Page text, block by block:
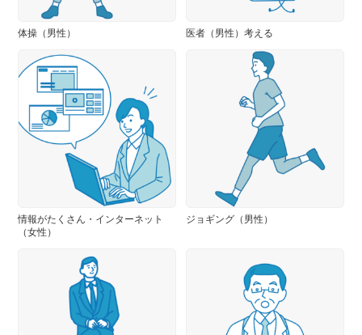
体操（男性） 医者（男性）考える
情報がたくさん・インターネット
（女性）
ジョギング（男性）